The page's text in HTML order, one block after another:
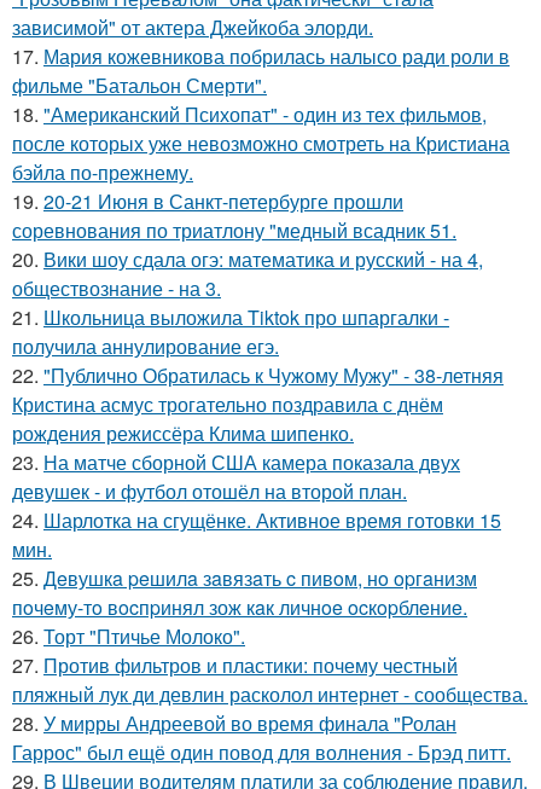
зависимой" от актера Джейкоба элорди.
17. Мария кожевникова побрилась налысо ради роли в
фильме "Батальон Смерти".
18. "Американский Психопат" - один из тех фильмов,
после которых уже невозможно смотреть на Кристиана
бэйла по-прежнему.
19. 20-21 Июня в Санкт-петербурге прошли
соревнования по триатлону "медный всадник 51.
20. Вики шоу сдала огэ: математика и русский - на 4,
обществознание - на 3.
21. Школьница выложила Tiktok про шпаргалки -
получила аннулирование егэ.
22. "Публично Обратилась к Чужому Мужу" - 38-летняя
Кристина асмус трогательно поздравила с днём
рождения режиссёра Клима шипенко.
23. На матче сборной США камера показала двух
девушек - и футбол отошёл на второй план.
24. Шарлотка на сгущёнке. Активное время готовки 15
мин.
25. Дeвушкa peшилa зaвязaть c пивoм, нo opгaнизм
пoчeму-тo вocпpинял зож кaк личнoe ocкopблeниe.
26. Торт "Птичье Молоко".
27. Против фильтров и пластики: почему честный
пляжный лук ди девлин расколол интернет - сообщества.
28. У мирры Андреевой во время финала "Ролан
Гаррос" был ещё один повод для волнения - Брэд питт.
29. В Швеции водителям платили за соблюдение правил.